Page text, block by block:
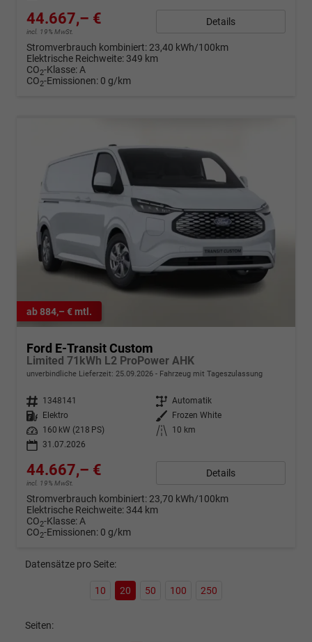
44.667,– €
incl. 19% MwSt.
Details
Stromverbrauch kombiniert: 23,40 kWh/100km
Elektrische Reichweite: 349 km
CO2-Klasse:A
CO2-Emissionen: 0 g/km
ab 884,– € mtl.
Ford E-Transit Custom
Limited 71kWh L2 ProPower AHK
unverbindliche Lieferzeit: 25.09.2026 Fahrzeug mit Tageszulassung
Fahrzeugnr. 1348141 Getriebe Automatik
Kraftstoff
Elektro Außenfarbe
Frozen White
Leistung
160 kW (218 PS) Kilometerstand
10 km
31.07.2026
44.667,– €
incl. 19% MwSt.
Details
Stromverbrauch kombiniert: 23,70 kWh/100km
Elektrische Reichweite: 344 km
CO2-Klasse:A
CO2-Emissionen: 0 g/km
Datensätze pro Seite:
10 20 50 100 250
Seiten: